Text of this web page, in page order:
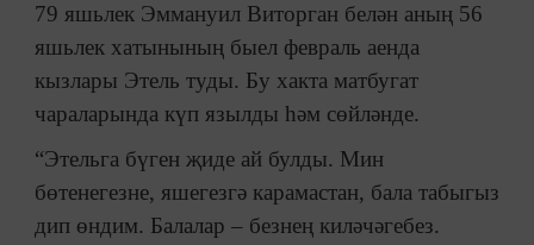
79 яшьлек Эммануил Виторган белән аның 56
яшьлек хатынының быел февраль аенда
кызлары Этель туды. Бу хакта матбугат
чараларында күп язылды һәм сөйләнде.
“Этельга бүген җиде ай булды. Мин
бөтенегезне, яшегезгә карамастан, бала табыгыз
дип өндим. Балалар – безнең киләчәгебез.